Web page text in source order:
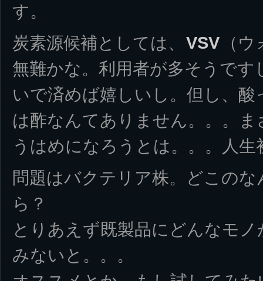
す。
炭素源候補としては、 VSV （
無難かな。利用者が多そうで
いで済めば嬉しいし。但し、
は酢なんてありません。。。
うはめになろうとは。。。人生
問題はバクテリア株。どこの
ら？
とりあえず既製品にどんなモ
みないと。。。